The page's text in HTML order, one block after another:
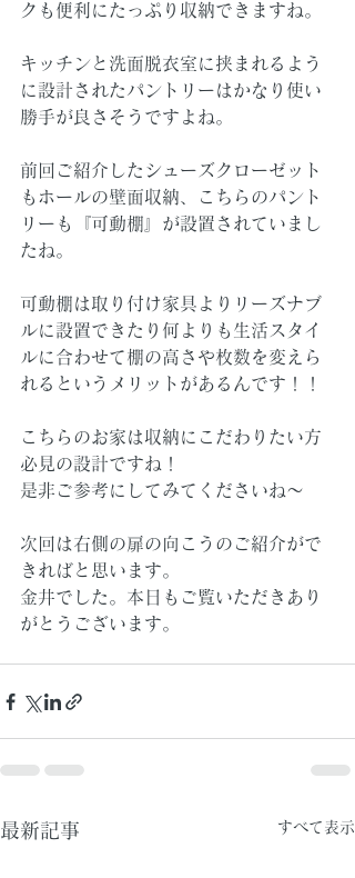
クも便利にたっぷり収納できますね。
キッチンと洗面脱衣室に挟まれるよう
に設計されたパントリーはかなり使い
勝手が良さそうですよね。
前回ご紹介したシューズクローゼット
もホールの壁面収納、こちらのパント
リーも『可動棚』が設置されていまし
たね。
可動棚は取り付け家具よりリーズナブ
ルに設置できたり何よりも生活スタイ
ルに合わせて棚の高さや枚数を変えら
れるというメリットがあるんです！！
こちらのお家は収納にこだわりたい方
必見の設計ですね！
是非ご参考にしてみてくださいね～
次回は右側の扉の向こうのご紹介がで
きればと思います。
金井でした。本日もご覧いただきあり
がとうございます。
最新記事 すべて表示